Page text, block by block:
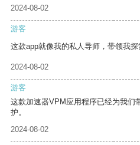
2024-08-02
游客
这款app就像我的私人导师，带领我探
2024-08-02
游客
这款加速器VPM应用程序已经为我们
护。
2024-08-02